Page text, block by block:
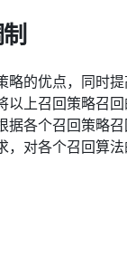
略的优点，同时
以上召回策略召
据各个召回策略
，对各个召回算